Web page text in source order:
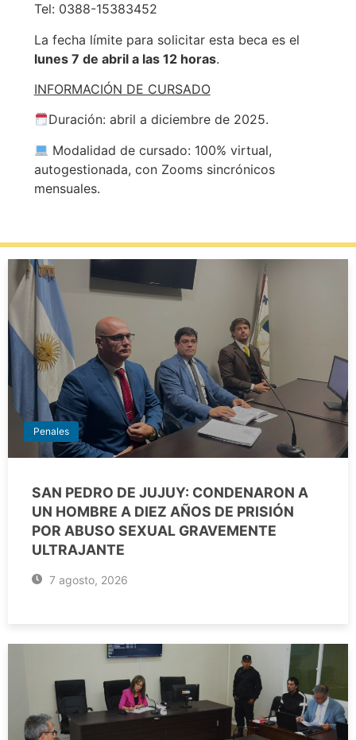
Tel: 0388-15383452
La fecha límite para solicitar esta beca es el
lunes 7 de abril a las 12 horas.
INFORMACIÓN DE CURSADO
Duración: abril a diciembre de 2025.
Modalidad de cursado: 100% virtual,
autogestionada, con Zooms sincrónicos
mensuales.
Penales
SAN PEDRO DE JUJUY: CONDENARON A
UN HOMBRE A DIEZ AÑOS DE PRISIÓN
POR ABUSO SEXUAL GRAVEMENTE
ULTRAJANTE
7 agosto, 2026